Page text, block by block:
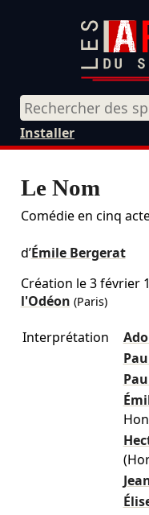
Installer
Le Nom
Comédie en cinq
d’Émile Bergerat
Création le3 février
l'Odéon (Paris)
Interprétation